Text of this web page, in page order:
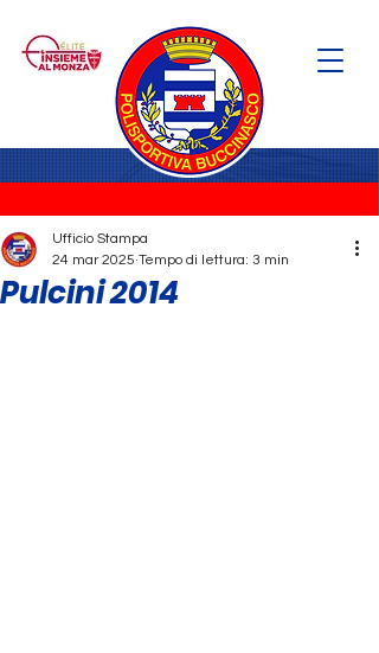
Pulcini 2014
Ufficio Stampa
24 mar 2025 Tempo di lettura: 3 min